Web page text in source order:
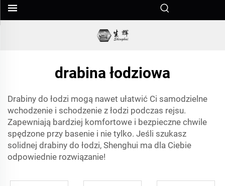
drabina łodziowa
Drabiny do łodzi mogą nawet ułatwić Ci samodzielne
wchodzenie i schodzenie z łodzi podczas rejsu.
Zapewniają bardziej komfortowe i bezpieczne chwile
spędzone przy basenie i nie tylko. Jeśli szukasz
solidnej drabiny do łodzi, Shenghui ma dla Ciebie
odpowiednie rozwiązanie!